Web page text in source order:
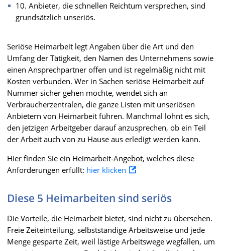
10. Anbieter, die schnellen Reichtum versprechen, sind
grundsätzlich unseriös.
Seriöse Heimarbeit legt Angaben über die Art und den
Umfang der Tätigkeit, den Namen des Unternehmens sowie
einen Ansprechpartner offen und ist regelmäßig nicht mit
Kosten verbunden. Wer in Sachen seriöse Heimarbeit auf
Nummer sicher gehen möchte, wendet sich an
Verbraucherzentralen, die ganze Listen mit unseriösen
Anbietern von Heimarbeit führen. Manchmal lohnt es sich,
den jetzigen Arbeitgeber darauf anzusprechen, ob ein Teil
der Arbeit auch von zu Hause aus erledigt werden kann.
Hier finden Sie ein Heimarbeit-Angebot, welches diese
Anforderungen erfüllt: hier klicken
Diese 5 Heimarbeiten sind seriös
Die Vorteile, die Heimarbeit bietet, sind nicht zu übersehen.
Freie Zeiteinteilung, selbstständige Arbeitsweise und jede
Menge gesparte Zeit, weil lästige Arbeitswege wegfallen, um